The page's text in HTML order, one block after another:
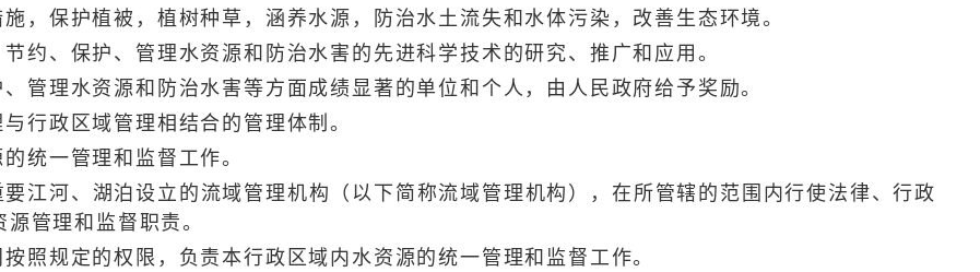
保护植被，植树种草，涵养水源，防治水土流失和水体污染，改善生态环境。
、保护、管理水资源和防治水害的先进科学技术的研究、推广和应用。
理水资源和防治水害等方面成绩显著的单位和个人，由人民政府给予奖励。
政区域管理相结合的管理体制。
一管理和监督工作。
河、湖泊设立的流域管理机构（以下简称流域管理机构），在所管辖的范围内行使法律、行政
管理和监督职责。
规定的权限，负责本行政区域内水资源的统一管理和监督工作。